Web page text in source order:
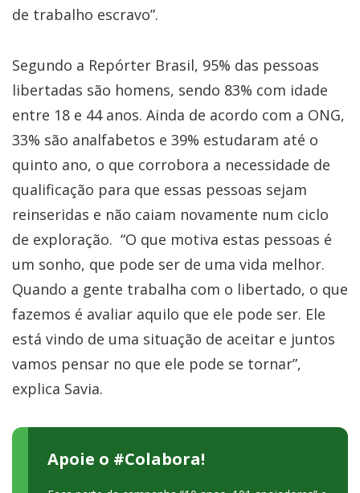
de trabalho escravo”.
Segundo a Repórter Brasil, 95% das pessoas
libertadas são homens, sendo 83% com idade
entre 18 e 44 anos. Ainda de acordo com a ONG,
33% são analfabetos e 39% estudaram até o
quinto ano, o que corrobora a necessidade de
qualificação para que essas pessoas sejam
reinseridas e não caiam novamente num ciclo
de exploração. “O que motiva estas pessoas é
um sonho, que pode ser de uma vida melhor.
Quando a gente trabalha com o libertado, o que
fazemos é avaliar aquilo que ele pode ser. Ele
está vindo de uma situação de aceitar e juntos
vamos pensar no que ele pode se tornar”,
explica Savia.
Apoie o #Colabora!